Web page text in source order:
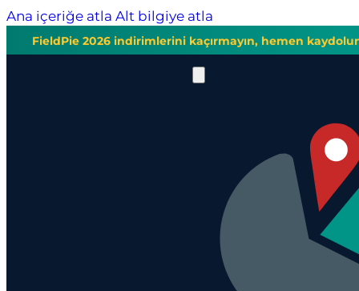
Ana içeriğe atla Alt bilgiye atla
FieldPie 2026 indirimlerini kaçırmayın, hemen